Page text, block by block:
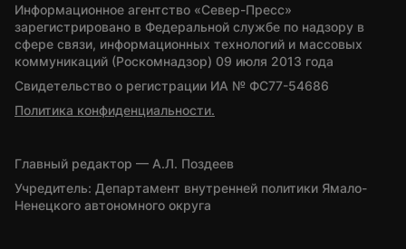
Информационное агентство «Север-Пресс»
зарегистрировано в Федеральной службе по надзору в
сфере связи, информационных технологий и массовых
коммуникаций (Роскомнадзор) 09 июля 2013 года
Свидетельство о регистрации ИА № ФС77-54686
Политика конфиденциальности.
Главный редактор — А.Л. Поздеев
Учредитель: Департамент внутренней политики Ямало-
Ненецкого автономного округа